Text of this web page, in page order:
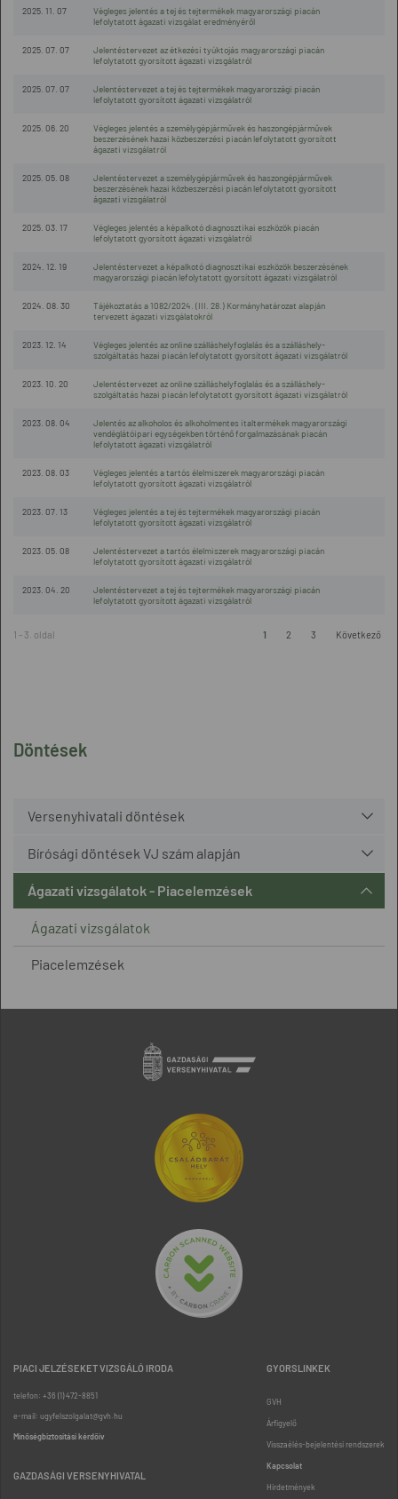
Döntések
Versenyhivatali döntések
Bírósági döntések VJ szám alapján
Ágazati vizsgálatok - Piacelemzések
Ágazati vizsgálatok
Piacelemzések
2025. 11. 07
Végleges jelentés a tej és tejtermékek magyarországi piacán
lefolytatott ágazati vizsgálat eredményéről
2025. 07. 07
Jelentéstervezet az étkezési tyúktojás magyarországi piacán
lefolytatott gyorsított ágazati vizsgálatról
2025. 07. 07
Jelentéstervezet a tej és tejtermékek magyarországi piacán
lefolytatott gyorsított ágazati vizsgálatról
2025. 06. 20
Végleges jelentés a személygépjárművek és haszongépjárművek
beszerzésének hazai közbeszerzési piacán lefolytatott gyorsított
ágazati vizsgálatról
2025. 05. 08
Jelentéstervezet a személygépjárművek és haszongépjárművek
beszerzésének hazai közbeszerzési piacán lefolytatott gyorsított
ágazati vizsgálatról
2025. 03. 17
Végleges jelentés a képalkotó diagnosztikai eszközök piacán
lefolytatott gyorsított ágazati vizsgálatról
2024. 12. 19
Jelentéstervezet a képalkotó diagnosztikai eszközök beszerzésének
magyarországi piacán lefolytatott gyorsított ágazati vizsgálatról
2024. 08. 30
Tájékoztatás a 1082/2024. (III. 28.) Kormányhatározat alapján
tervezett ágazati vizsgálatokról
2023. 12. 14
Végleges jelentés az online szálláshelyfoglalás és a szálláshely-
szolgáltatás hazai piacán lefolytatott gyorsított ágazati vizsgálatról
2023. 10. 20
Jelentéstervezet az online szálláshelyfoglalás és a szálláshely-
szolgáltatás hazai piacán lefolytatott gyorsított ágazati vizsgálatról
2023. 08. 04
Jelentés az alkoholos és alkoholmentes italtermékek magyarországi
vendéglátóipari egységekben történő forgalmazásának piacán
lefolytatott ágazati vizsgálatról
2023. 08. 03
Végleges jelentés a tartós élelmiszerek magyarországi piacán
lefolytatott gyorsított ágazati vizsgálatról
2023. 07. 13
Végleges jelentés a tej és tejtermékek magyarországi piacán
lefolytatott gyorsított ágazati vizsgálatról
2023. 05. 08
Jelentéstervezet a tartós élelmiszerek magyarországi piacán
lefolytatott gyorsított ágazati vizsgálatról
2023. 04. 20
Jelentéstervezet a tej és tejtermékek magyarországi piacán
lefolytatott gyorsított ágazati vizsgálatról
1 - 3. oldal 1 2 3 Következő
PIACI JELZÉSEKET VIZSGÁLÓ IRODA
telefon: +36 (1) 472-8851
e-mail: ugyfelszolgalat@gvh.hu
Minőségbiztosítási kérdőív
GAZDASÁGI VERSENYHIVATAL
GYORSLINKEK
GVH
Árfigyelő
Visszaélés-bejelentési rendszerek
Kapcsolat
Hirdetmények